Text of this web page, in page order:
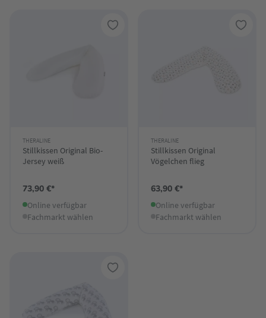
THERALINE
Stillkissen Original Bio-
Jersey weiß
73,90 €*
Online verfügbar
Fachmarkt wählen
THERALINE
Stillkissen Original
Vögelchen flieg
63,90 €*
Online verfügbar
Fachmarkt wählen